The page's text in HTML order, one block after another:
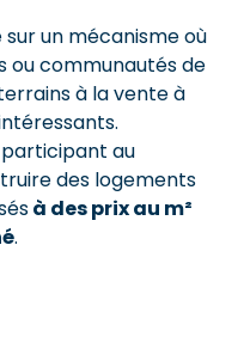
un mécanisme où
ou communautés de
à la vente à
participant au
des logements
à des prix au m²
.